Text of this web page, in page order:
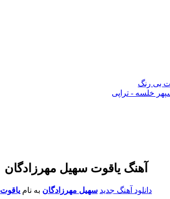
بی رنگ
خلسه - تراپی
آهنگ یاقوت سهیل مهرزادگان
دانلود آهنگ جدید سهیل مهرزادگان به نام یاقوت